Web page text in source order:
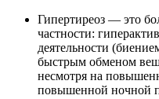
Гипертиреоз — это
частности:
деятельности
быстрым обменом
несмотря на
повышенной ночной